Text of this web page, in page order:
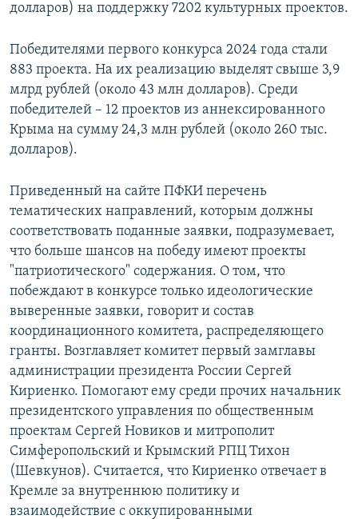
долларов) на поддержку 7202 культурных проектов.
Победителями первого конкурса 2024 года стали
883 проекта. На их реализацию выделят свыше 3,9
млрд рублей (около 43 млн долларов). Среди
победителей – 12 проектов из аннексированного
Крыма на сумму 24,3 млн рублей (около 260 тыс.
долларов).
Приведенный на сайте ПФКИ перечень
тематических направлений, которым должны
соответствовать поданные заявки, подразумевает,
что больше шансов на победу имеют проекты
"патриотического" содержания. О том, что
побеждают в конкурсе только идеологические
выверенные заявки, говорит и состав
координационного комитета, распределяющего
гранты. Возглавляет комитет первый замглавы
администрации президента России Сергей
Кириенко. Помогают ему среди прочих начальник
президентского управления по общественным
проектам Сергей Новиков и митрополит
Симферопольский и Крымский РПЦ Тихон
(Шевкунов). Считается, что Кириенко отвечает в
Кремле за внутреннюю политику и
взаимодействие с оккупированными